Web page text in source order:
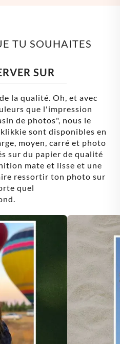
TU SOUHAITES
SUR
la qualité. Oh, et avec
que l'impression
de photos", nous le
sont disponibles en
moyen, carré et photo
sur du papier de qualité
mate et lisse et une
ressortir ton photo sur
quel